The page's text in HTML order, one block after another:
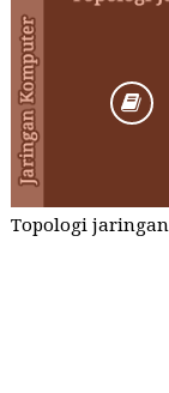
Topologi jaringan